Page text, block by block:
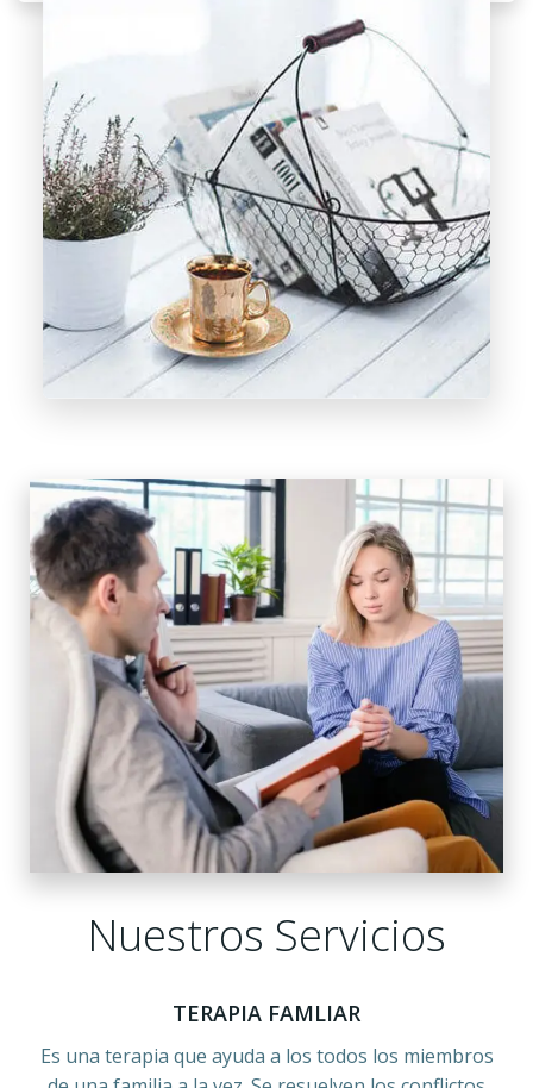
Nuestros Servicios
TERAPIA FAMLIAR
Es una terapia que ayuda a los todos los miembros